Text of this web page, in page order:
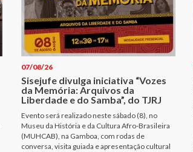
07/08/26
Sisejufe divulga iniciativa “Vozes
da Memória: Arquivos da
Liberdade e do Samba”, do TJRJ
Evento será realizado neste sábado (8), no
Museu da História e da Cultura Afro-Brasileira
(MUHCAB), na Gamboa, com rodas de
conversa, visita guiada e apresentação cultural